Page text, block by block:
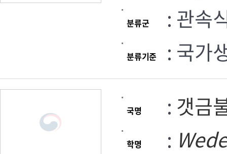
분류군 : 관속
분류기준 : 국가
국명 : 갯금
학명 :